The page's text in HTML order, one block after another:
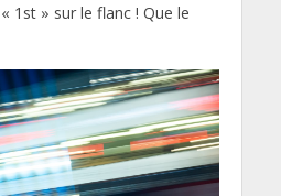
1st » sur le flanc ! Que le